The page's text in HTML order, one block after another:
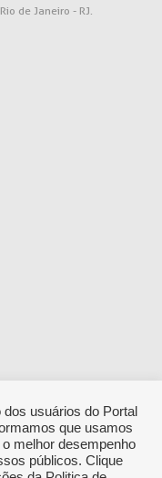
de Janeiro - RJ.
usuários do Portal
que usamos
melhor desempenho
públicos. Clique